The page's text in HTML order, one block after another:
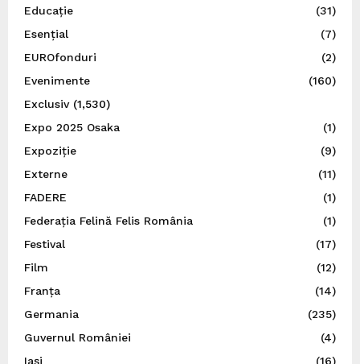
Educație
(31)
Esențial
(7)
EUROfonduri
(2)
Evenimente
(160)
Exclusiv(1,530)
Expo 2025 Osaka
(1)
Expoziție
(9)
Externe
(11)
FADERE
(1)
Federația Felină Felis România
(1)
Festival
(17)
Film
(12)
Franța
(14)
Germania
(235)
Guvernul României
(4)
Iaşi
(16)